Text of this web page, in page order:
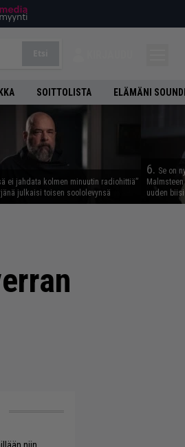
SOITTOLISTA ELÄMÄNI
ei jahdata kolmen minuutin radiohittiä”
julkaisi toisen soololevynsä
6. Se on
uuden